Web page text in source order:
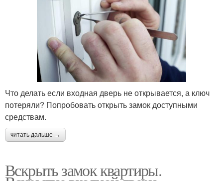
Что делать если входная дверь не открывается, а ключ
потеряли? Попробовать открыть замок доступными
средствам.
читать дальше →
Вскрыть замок квартиры.